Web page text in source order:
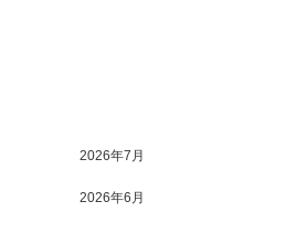
2026年7月
2026年6月